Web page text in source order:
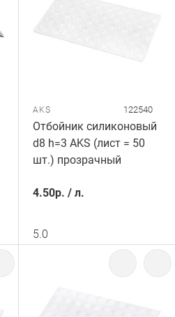
AKS 122540
Отбойник силиконовый
d8 h=3 AKS (лист = 50
шт.) прозрачный
4.50р. / л.
5.0